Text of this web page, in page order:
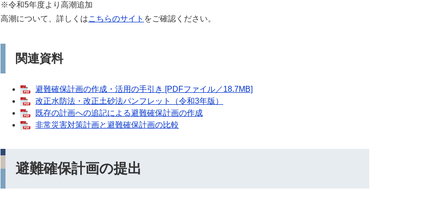
※令和5年度より高潮追加
高潮について、詳しくはこちらのサイト をご確認ください。
関連資料
避難確保計画の作成・活用の手引き [PDFファイル／18.7MB]
改正水防法・改正土砂法パンフレット（令和3年版）
既存の計画への追記による避難確保計画の作成
非常災害対策計画と避難確保計画の比較
避難確保計画の提出